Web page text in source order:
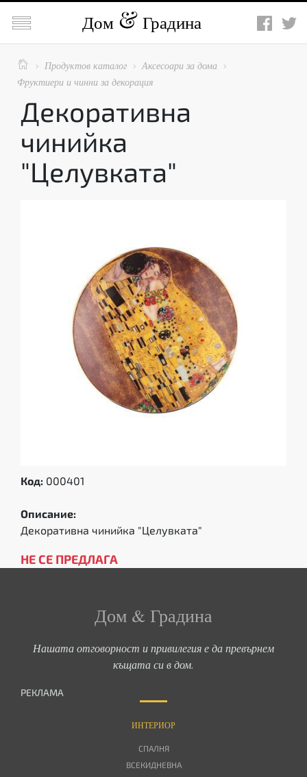
 Дом Градина
  Продуктов каталог  Аксесоари за дома 
Фруктиери и чинни за декорация
Декоративна
чинийка
"Целувката"
Код: 000401
Описание:
Декоративна чинийка "Целувката"
НЕ СЕ ПРЕДЛАГА
Дом & Градина
Нашата отговорност и привилегия е да превърнем
къщата си в дом.
РЕКЛАМА
ИНТЕРИОР
СПАЛНЯ
ВСЕКИДНЕВНА